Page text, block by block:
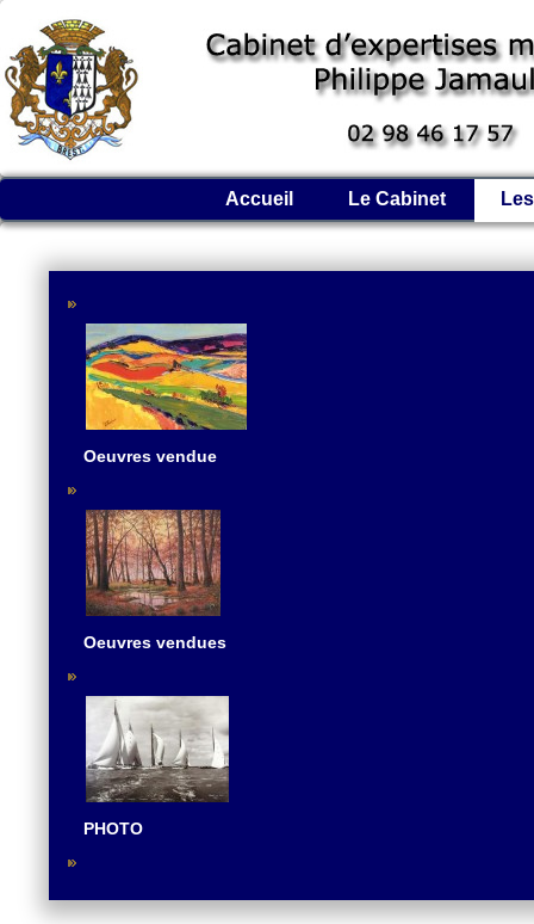
Accueil Le Cabinet
Oeuvres vendue
Oeuvres vendues
PHOTO